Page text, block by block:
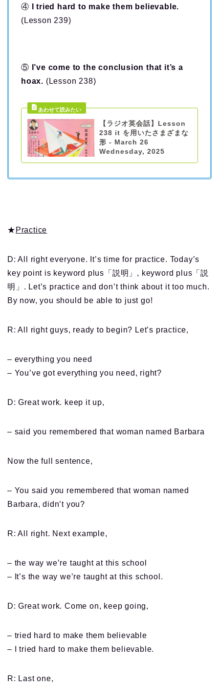
④
I tried hard to make them believable.
(Lesson 239)
⑤ I’ve come to the conclusion that it’s a
hoax. (Lesson 238)
【ラジオ英会話】Lesson
238 it を用いたさまざまな
形 - March 26
Wednesday, 2025
★ Practice
D: All right everyone. It’s time for practice. Today’s
key point is keyword plus「説明」, keyword plus「説
明」. Let’s practice and don’t think about it too much.
By now, you should be able to just go!
R: All right guys, ready to begin? Let’s practice,
– everything you need
– You’ve got everything you need, right?
D: Great work. keep it up,
– said you remembered that woman named Barbara
Now the full sentence,
– You said you remembered that woman named
Barbara, didn’t you?
R: All right. Next example,
– the way we’re taught at this school
– It’s the way we’re taught at this school.
D: Great work. Come on, keep going,
– tried hard to make them believable
– I tried hard to make them believable.
R: Last one,